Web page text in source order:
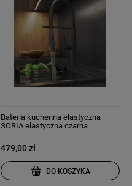
Bateria kuchenna elastyczna
SORIA elastyczna czarna
479,00 zł
DO KOSZYKA